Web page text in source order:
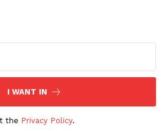
I WANT IN
the Privacy Policy.